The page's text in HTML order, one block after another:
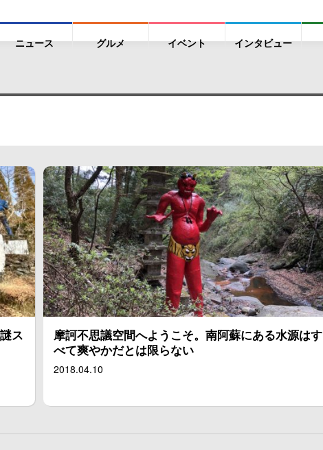
ニュース グルメ イベント インタビュー
ス
摩訶不思議空間へようこそ。南阿蘇にある水源はす
べて爽やかだとは限らない
2018.04.10